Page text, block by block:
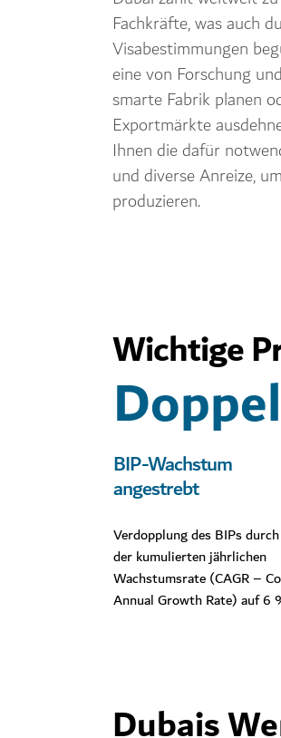
Fachkräfte, was auch
Visabestimmungen
eine von Forschung
smarte Fabrik planen
Exportmärkte
Ihnen die dafür
und diverse Anreize,
produzieren.
Wichtige
BIP-Wachstum
angestrebt
Verdopplung des BIPs
der kumulierten jährlichen
Wachstumsrate (CAGR –
Annual Growth Rate) auf 6
Dubais